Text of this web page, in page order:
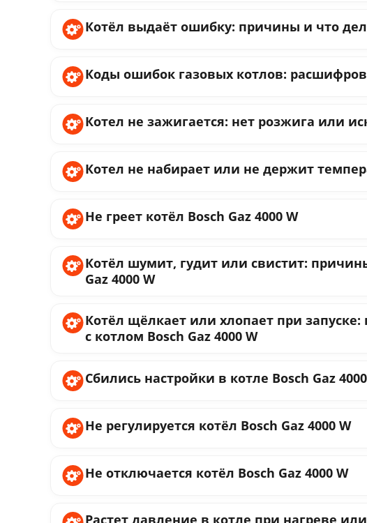
Котёл выдаёт ошибку: причины и что
Коды ошибок газовых котлов:
Котел не зажигается: нет розжига или
Котел не набирает или не держит
Не греет котёл Bosch Gaz 4000 W
Котёл шумит, гудит или свистит:
Gaz 4000 W
Котёл щёлкает или хлопает при
с котлом Bosch Gaz 4000 W
Сбились настройки в котле Bosch Gaz
Не регулируется котёл Bosch Gaz 4000 W
Не отключается котёл Bosch Gaz 4000 W
Растет давление в котле при нагреве